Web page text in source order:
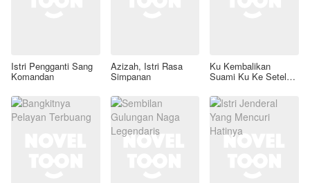
Istri Pengganti Sang
Komandan
Azizah, Istri Rasa
Simpanan
Ku Kembalikan
Suami Ku Ke Setelan